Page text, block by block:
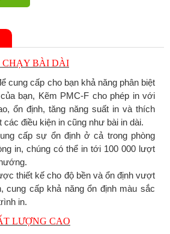
BÀI DÀI
cung cấp cho bạn khả năng phân biệt
bạn, Kẽm PMC-F cho phép in với
ổn định, tăng năng suất in và thích
các điều kiện in cũng như bài in dài.
cấp sự ổn định ở cả trong phòng
in, chúng có thể in tới 100 000 lượt
thiết kế cho độ bền và ổn định vượt
cung cấp khả năng ổn định màu sắc
in.
LƯỢNG CAO